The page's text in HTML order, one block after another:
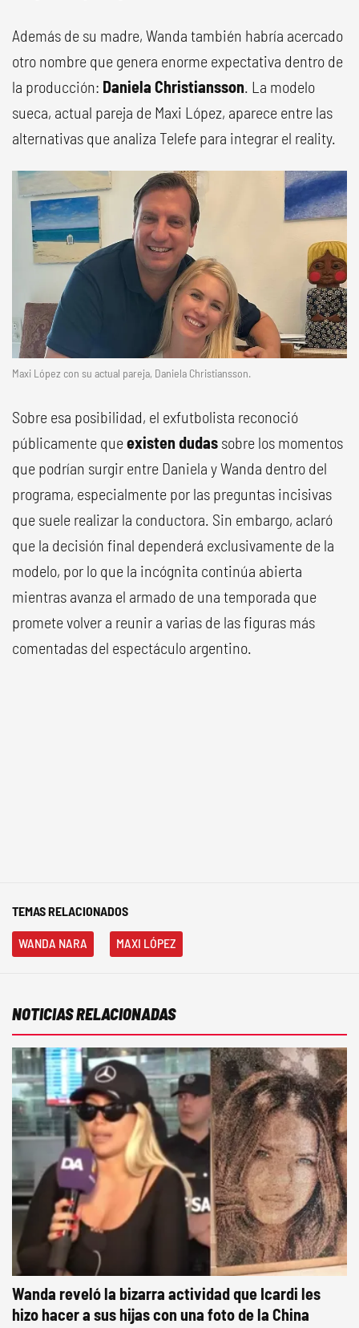
Además de su madre, Wanda también habría acercado
otro nombre que genera enorme expectativa dentro de
la producción: Daniela Christiansson. La modelo
sueca, actual pareja de Maxi López, aparece entre las
alternativas que analiza Telefe para integrar el reality.
Maxi López con su actual pareja, Daniela Christiansson.
Sobre esa posibilidad, el exfutbolista reconoció
públicamente queexisten dudas sobre los momentos
que podrían surgir entre Daniela y Wanda dentro del
programa, especialmente por las preguntas incisivas
que suele realizar la conductora. Sin embargo, aclaró
que la decisión final dependerá exclusivamente de la
modelo, por lo que la incógnita continúa abierta
mientras avanza el armado de una temporada que
promete volver a reunir a varias de las figuras más
comentadas del espectáculo argentino.
TEMAS RELACIONADOS
WANDA NARA MAXI LÓPEZ
NOTICIAS RELACIONADAS
Wanda reveló la bizarra actividad que Icardi les
hizo hacer a sus hijas con una foto de la China